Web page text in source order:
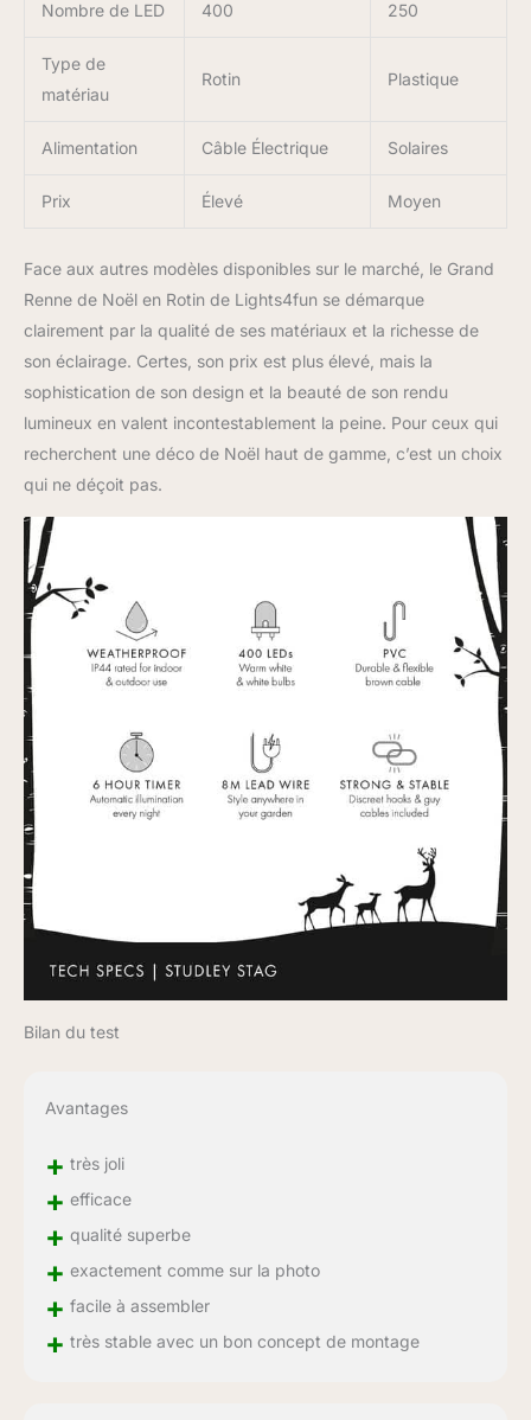
Nombre de LED 400 250
Type de
matériau
Rotin Plastique
Alimentation Câble Électrique Solaires
Prix Élevé Moyen
Face aux autres modèles disponibles sur le marché, le Grand
Renne de Noël en Rotin de Lights4fun se démarque
clairement par la qualité de ses matériaux et la richesse de
son éclairage. Certes, son prix est plus élevé, mais la
sophistication de son design et la beauté de son rendu
lumineux en valent incontestablement la peine. Pour ceux qui
recherchent une déco de Noël haut de gamme, c’est un choix
qui ne déçoit pas.
Bilan du test
Avantages
+ très joli
+ efficace
+ qualité superbe
+ exactement comme sur la photo
+ facile à assembler
+ très stable avec un bon concept de montage